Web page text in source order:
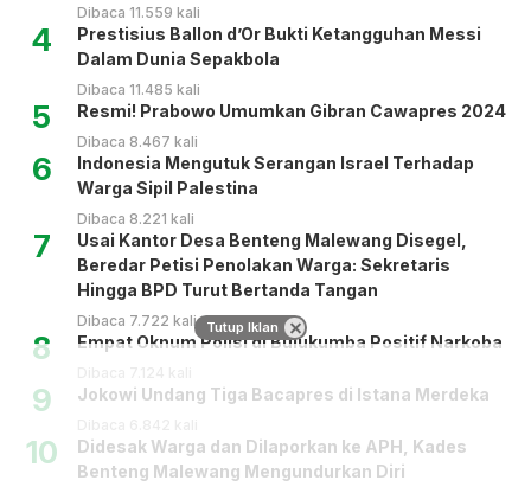
Dibaca 11.559 kali
4
Prestisius Ballon d’Or Bukti Ketangguhan Messi
Dalam Dunia Sepakbola
Dibaca 11.485 kali
5 Resmi! Prabowo Umumkan Gibran Cawapres 2024
Dibaca 8.467 kali
6
Indonesia Mengutuk Serangan Israel Terhadap
Warga Sipil Palestina
Dibaca 8.221 kali
7
Usai Kantor Desa Benteng Malewang Disegel,
Beredar Petisi Penolakan Warga: Sekretaris
Hingga BPD Turut Bertanda Tangan
Dibaca 7.722 kali
8 Empat Oknum Polisi di Bulukumba Positif Narkoba
9 Jokowi Undang Tiga Bacapres di Istana Merdeka
10
Didesak Warga dan Dilaporkan ke APH, Kades
Benteng Malewang Mengundurkan Diri
Tutup Iklan